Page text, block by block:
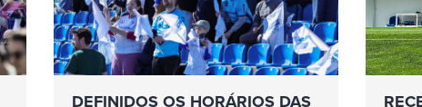
DEFINIDOS OS HORÁRIOS DAS